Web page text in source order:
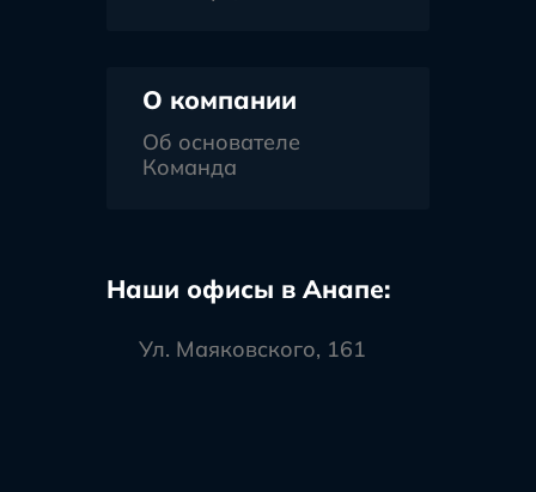
О компании
Об основателе
Команда
Наши офисы в Анапе:
Ул. Маяковского, 161